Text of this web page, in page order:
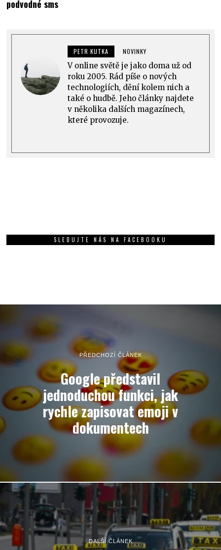
podvodné sms
PETR KUTKA NOVINKY
V online světě je jako doma už od
roku 2005. Rád píše o nových
technologiích, dění kolem nich a
také o hudbě. Jeho články najdete
v několika dalších magazínech,
které provozuje.
SLEDUJTE NÁS NA FACEBOOKU
PŘEDCHOZÍ ČLÁNEK
Google představil
jednoduchou funkci, jak
rychle zapisovat emoji v
dokumentech
DALŠÍ ČLÁNEK